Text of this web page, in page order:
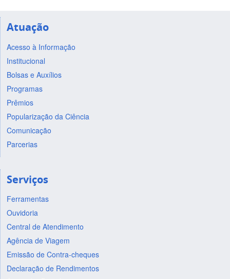
Atuação
Acesso à Informação
Institucional
Bolsas e Auxílios
Programas
Prêmios
Popularização da Ciência
Comunicação
Parcerias
Serviços
Ferramentas
Ouvidoria
Central de Atendimento
Agência de Viagem
Emissão de Contra-cheques
Declaração de Rendimentos